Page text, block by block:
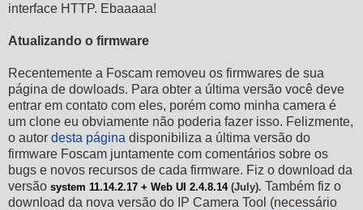
interface HTTP. Ebaaaaa!
Atualizando o firmware
Recentemente a Foscam removeu os firmwares de sua
página de dowloads. Para obter a última versão você deve
entrar em contato com eles, porém como minha camera é
um clone eu obviamente não poderia fazer isso. Felizmente,
o autor desta página disponibiliza a última versão do
firmware Foscam juntamente com comentários sobre os
bugs e novos recursos de cada firmware. Fiz o download da
versão system 11.14.2.17 + Web UI 2.4.8.14(July). Também fiz o
download da nova versão do IP Camera Tool (necessário